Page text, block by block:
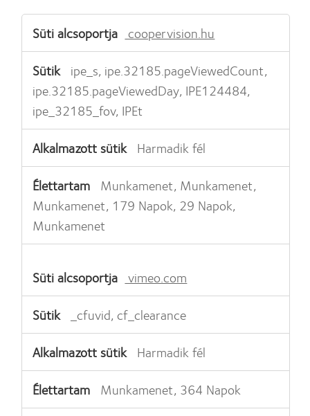
Funkcionális
sütik
coopervision.hu
ipe_s, ipe.32185.pageViewedCount,
ipe.32185.pageViewedDay, IPE124484,
ipe_32185_fov, IPEt
Harmadik fél
Munkamenet, Munkamenet,
Munkamenet, 179 Napok, 29 Napok,
Munkamenet
vimeo.com
_cfuvid, cf_clearance
Harmadik fél
Munkamenet, 364 Napok